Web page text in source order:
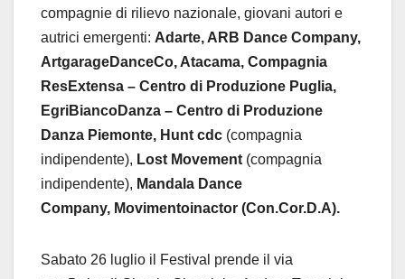
compagnie di rilievo nazionale, giovani autori e
autrici emergenti: Adarte, ARB Dance Company,
ArtgarageDanceCo, Atacama, Compagnia
ResExtensa – Centro di Produzione Puglia,
EgriBiancoDanza – Centro di Produzione
Danza Piemonte, Hunt cdc (compagnia
indipendente), Lost Movement (compagnia
indipendente), Mandala Dance
Company, Movimentoinactor (Con.Cor.D.A).
Sabato 26 luglio il Festival prende il via